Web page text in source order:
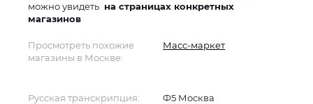
можно увидеть на страницах конкретных
магазинов
Просмотреть похожие
магазины в Москве:
Масс-маркет
Русская транскрипция: Ф5 Москва